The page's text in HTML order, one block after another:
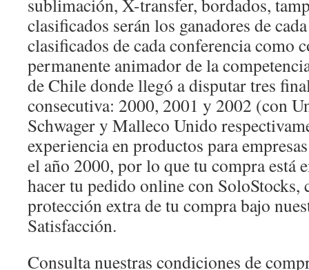
sublimación, X-transfer, bordados,
clasificados serán los ganadores de
clasificados de cada conferencia como
permanente animador de la
de Chile donde llegó a disputar tres
consecutiva: 2000, 2001 y 2002 (con
Schwager y Malleco Unido
experiencia en productos para
el año 2000, por lo que tu compra está
hacer tu pedido online con SoloStocks,
protección extra de tu compra bajo
Satisfacción.
Consulta nuestras condiciones de